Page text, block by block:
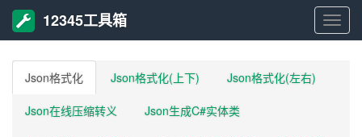
12345工具箱
Json格式化 Json格式化(上下) Json格式化(左右)
Json在线压缩转义 Json生成C#实体类